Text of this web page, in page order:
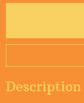
Description